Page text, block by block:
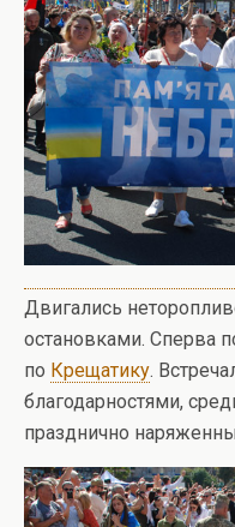
Двигались
остановками. Сперва
по Крещатику.
благодарностями,
празднично